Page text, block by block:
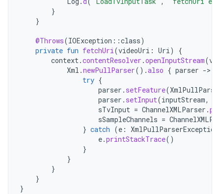
}
}
@Throws(IOException ::class)
private fun fetchUri(videoUri : Uri)
{
context.contentResolver .openInputStream(
Xml .newPullParser().also { parser -
try {
parser . setFeature(
parser . setInput(inputStream,
sTvInput = ChannelXMLParser .
sSampleChannels =
} catch (e : XmlPullParserException
e.printStackTrace()
}
}
}
}
}